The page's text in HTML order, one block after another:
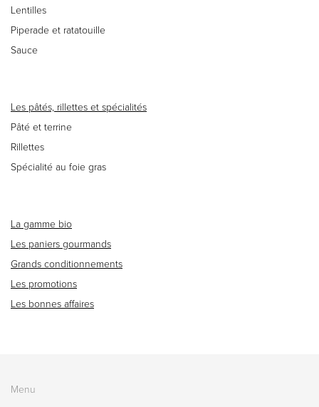
Lentilles
Piperade et ratatouille
Sauce
Les pâtés, rillettes et spécialités
Pâté et terrine
Rillettes
Spécialité au foie gras
La gamme bio
Les paniers gourmands
Grands conditionnements
Les promotions
Les bonnes affaires
Menu